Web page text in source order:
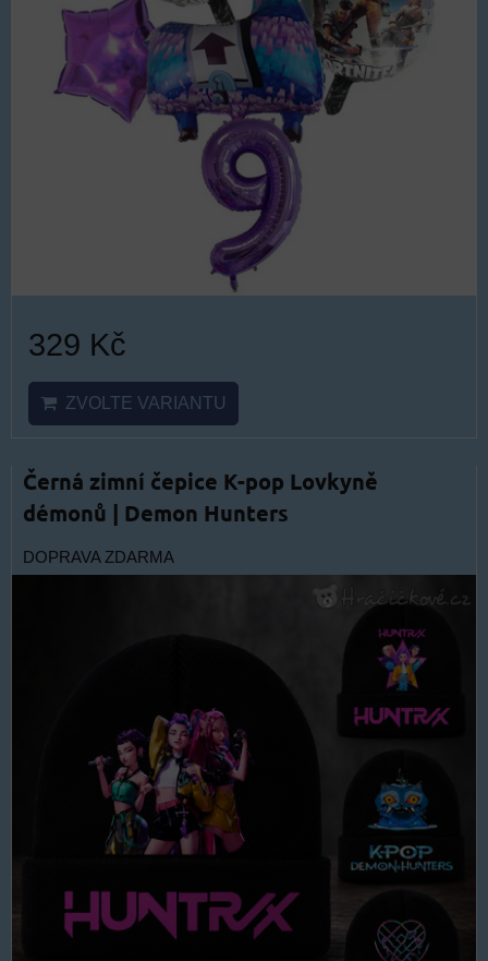
329 Kč
ZVOLTE VARIANTU
Černá zimní čepice K-pop Lovkyně
démonů | Demon Hunters
DOPRAVA ZDARMA